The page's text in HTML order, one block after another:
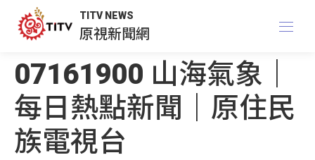
TITV NEWS
原視新聞網
07161900 山海氣象｜
每日熱點新聞｜原住民
族電視台